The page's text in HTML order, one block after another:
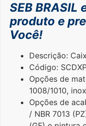
SEB BRASIL
produto e
Você!
Descrição:
Código:
Opções de
1008/1010,
Opções de
/ NBR 7013